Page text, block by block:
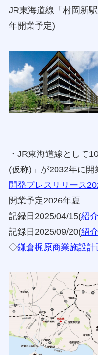
JR東海道線「村岡新
年開業予定)
・JR東海道線として
(仮称)」が2032年に
開発プレスリリース
開業予定2026年夏
記録日2025/04/15(紹
記録日2025/09/20(紹
◇鎌倉梶原商業施設